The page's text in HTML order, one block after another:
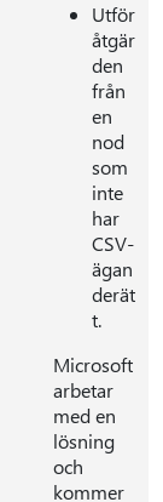
Utför
åtgär
den
från
en
nod
som
inte
har
CSV-
ägan
derät
t.
Microsoft
arbetar
med en
lösning
och
kommer